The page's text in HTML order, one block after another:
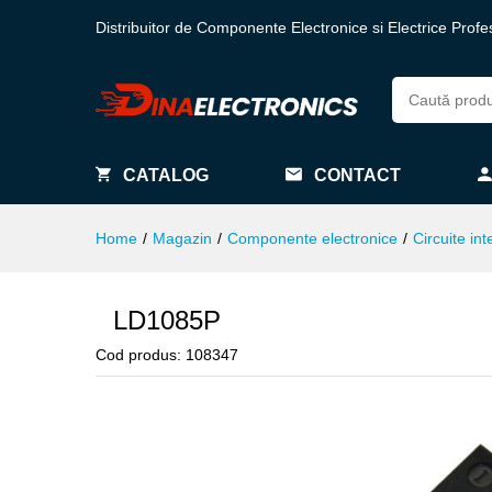
Distribuitor de Componente Electronice si Electrice
CATALOG CONTACT
Home / Magazin / Componente electronice / Circuite
LD1085P
Cod produs: 108347